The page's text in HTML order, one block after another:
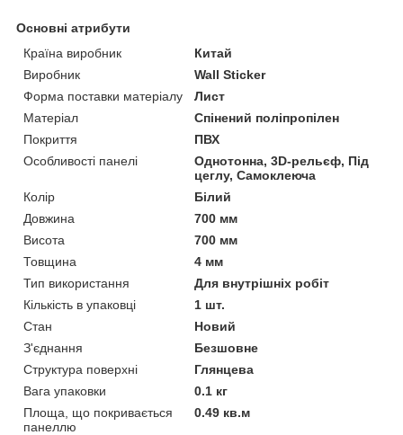
Основні атрибути
Країна виробник
Китай
Виробник
Wall Sticker
Форма поставки матеріалу
Лист
Матеріал
Спінений поліпропілен
Покриття
ПВХ
Особливості панелі
Однотонна, 3D-рельєф, Під
цеглу, Самоклеюча
Колір
Білий
Довжина
700 мм
Висота
700 мм
Товщина
4 мм
Тип використання
Для внутрішніх робіт
Кількість в упаковці
1 шт.
Стан
Новий
З'єднання
Безшовне
Структура поверхні
Глянцева
Вага упаковки
0.1 кг
Площа, що покривається
панеллю
0.49 кв.м